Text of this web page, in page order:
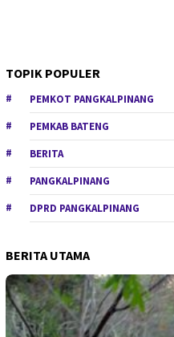
TOPIK POPULER
PEMKOT PANGKALPINANG
PEMKAB BATENG
BERITA
PANGKALPINANG
DPRD PANGKALPINANG
BERITA UTAMA